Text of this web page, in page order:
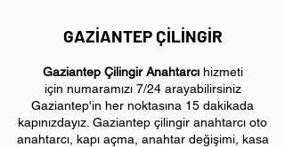
GAZİANTEP ÇİLİNGİR
Gaziantep Çilingir Anahtarcıhizmeti
için numaramızı 7/24 arayabilirsiniz
Gaziantep'in her noktasına 15 dakikada
kapınızdayız. Gaziantep çilingir anahtarcı oto
anahtarcı, kapı açma, anahtar değişimi, kasa